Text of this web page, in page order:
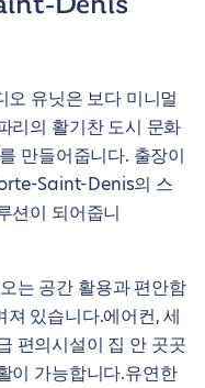
유닛은 보다 미니멀
리의 활기찬 도시 문화
만들어줍니다. 출장이
Saint-Denis의 스
션이 되어줍니
는 공간 활용과 편안함
있습니다.에어컨, 세
편의시설이 집 안 곳곳
이 가능합니다.유연한